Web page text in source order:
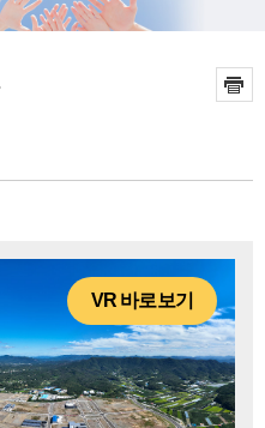
VR 바로보기